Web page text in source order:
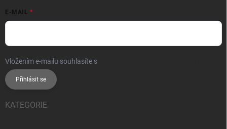
E-MAIL
Vložením e-mailu souhlasíte s
Přihlásit se
KATEGORIE